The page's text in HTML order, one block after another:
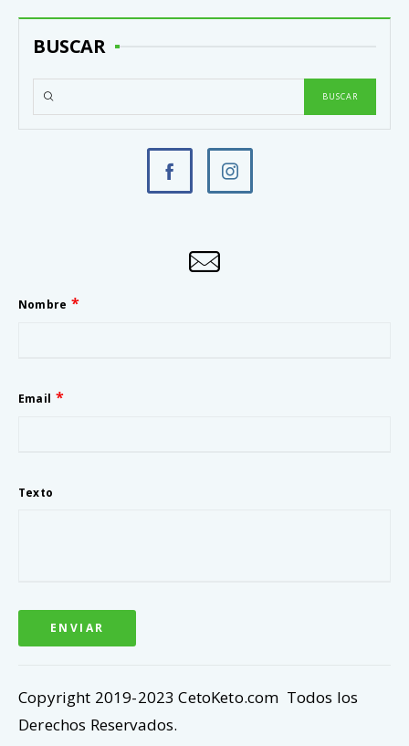
BUSCAR
Nombre
Email
Texto
ENVIAR
Copyright 2019-2023 CetoKeto.com Todos los
Derechos Reservados.